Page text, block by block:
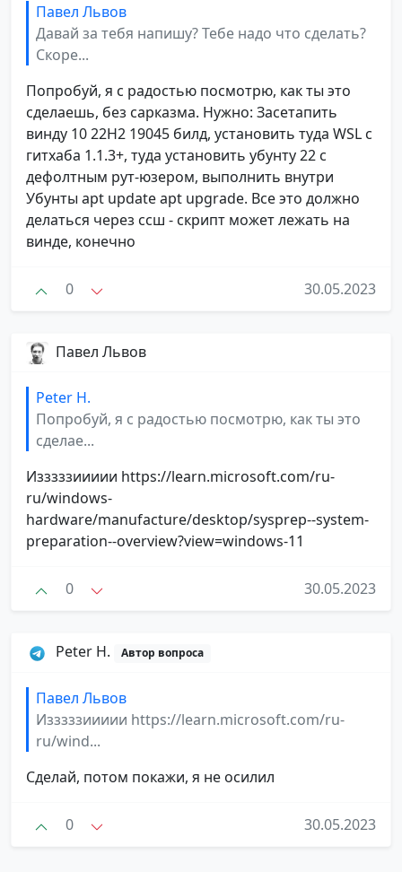
Павел Львов
Давай за тебя напишу? Тебе надо что сделать?
Скоре...
Попробуй, я с радостью посмотрю, как ты это
сделаешь, без сарказма. Нужно: Засетапить
винду 10 22Н2 19045 билд, установить туда WSL с
гитхаба 1.1.3+, туда установить убунту 22 с
дефолтным рут-юзером, выполнить внутри
Убунты apt update apt upgrade. Все это должно
делаться через ссш - скрипт может лежать на
винде, конечно
0 30.05.2023
Павел Львов
Peter H.
Попробуй, я с радостью посмотрю, как ты это
сделае...
Изззззиииии https://learn.microsoft.com/ru-
ru/windows-
hardware/manufacture/desktop/sysprep--system-
preparation--overview?view=windows-11
0 30.05.2023
Peter H. Автор вопроса
Павел Львов
Изззззиииии https://learn.microsoft.com/ru-
ru/wind...
Сделай, потом покажи, я не осилил
0 30.05.2023